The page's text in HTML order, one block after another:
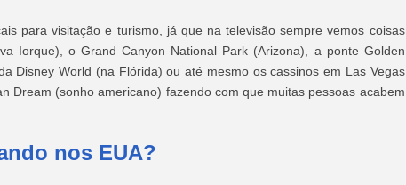
para visitação e turismo, já que na televisão sempre vemos coisas
Iorque), o Grand Canyon National Park (Arizona), a ponte Golden
Disney World (na Flórida) ou até mesmo os cassinos em Las Vegas
Dream (sonho americano) fazendo com que muitas pessoas acabem
nos EUA?